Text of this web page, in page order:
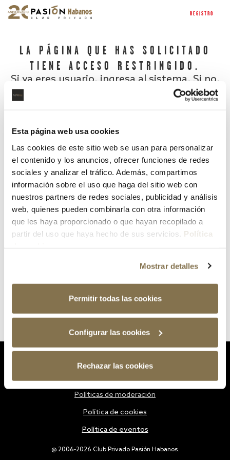
Esta página web usa cookies
Las cookies de este sitio web se usan para personalizar
el contenido y los anuncios, ofrecer funciones de redes
sociales y analizar el tráfico. Además, compartimos
información sobre el uso que haga del sitio web con
nuestros partners de redes sociales, publicidad y análisis
web, quienes pueden combinarla con otra información
que les haya proporcionado o que hayan recopilado a
partir del uso que haya hecho de sus servicios. Política
Mostrar detalles
Permitir todas las cookies
Configurar las cookies
Rechazar las cookies
REGISTRO
LA PÁGINA QUE HAS SOLICITADO
TIENE ACCESO RESTRINGIDO.
Si ya eres usuario, ingresa al sistema. Si no,
¿Has olvidado tu contraseña?
@ 2006-2026 Club Privado Pasión Habanos.
Políticas de moderación
Política de cookies
Política de eventos